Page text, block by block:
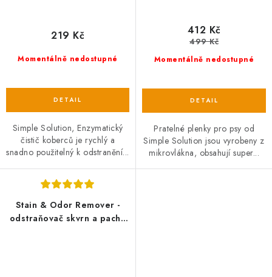
Momentálně nedostupné
219 Kč
Simple Solution, Enzymatický
čistič koberců je rychlý a
snadno použitelný k odstranění...
Momentálně nedostupné
412 Kč
499 Kč
Pratelné plenky pro psy od
Simple Solution jsou vyrobeny z
mikrovlákna, obsahují super...
Stain & Odor Remover -
odstraňovač skvrn a pachu